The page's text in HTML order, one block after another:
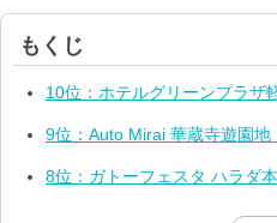
もくじ
10位：ホテルグリーンプラザ
9位：Auto Mirai 華蔵寺遊園地
8位：ガトーフェスタ ハラダ